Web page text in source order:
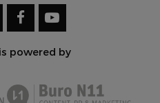
powered by